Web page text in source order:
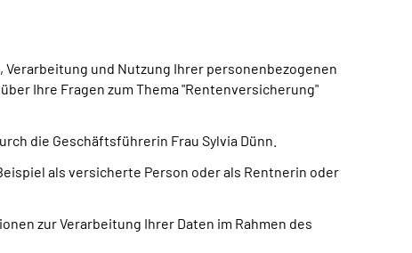
und Nutzung Ihrer personenbezogenen
Ihre Fragen zum Thema "Rentenversicherung"
die Geschäftsführerin Frau Sylvia Dünn.
als versicherte Person oder als Rentnerin oder
zur Verarbeitung Ihrer Daten im Rahmen des